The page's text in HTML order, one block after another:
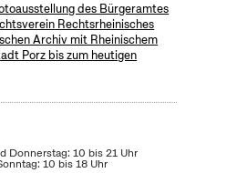
des Bürgeramtes
Rechtsrheinisches
Archiv mit Rheinischem
Porz bis zum heutigen
Donnerstag: 10 bis 21 Uhr
10 bis 18 Uhr